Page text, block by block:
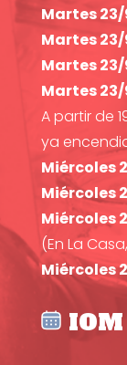
Martes 23/
Martes 23/
Martes 23/
Martes 23/
A partir de
ya
Miércoles
Miércoles
Miércoles
(En La
Miércoles
IOM